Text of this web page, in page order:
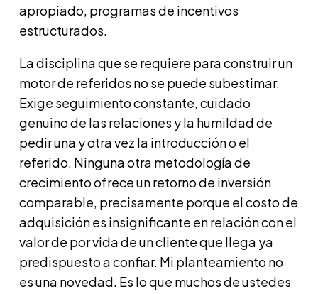
apropiado, programas de incentivos
estructurados.
La disciplina que se requiere para construir un
motor de referidos no se puede subestimar.
Exige seguimiento constante, cuidado
genuino de las relaciones y la humildad de
pedir una y otra vez la introducción o el
referido. Ninguna otra metodología de
crecimiento ofrece un retorno de inversión
comparable, precisamente porque el costo de
adquisición es insignificante en relación con el
valor de por vida de un cliente que llega ya
predispuesto a confiar. Mi planteamiento no
es una novedad. Es lo que muchos de ustedes